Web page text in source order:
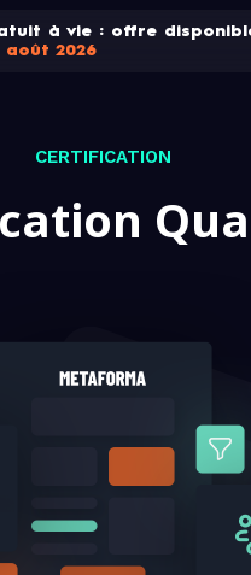
à vie : offre
août 2026
CERTIFICATION